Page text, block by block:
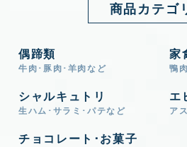
商品カテゴ
偶蹄類
牛肉･豚肉･羊肉など
家
鴨
シャルキュトリ
生ハム･サラミ･パテなど
エ
ア
チョコレート･お菓子